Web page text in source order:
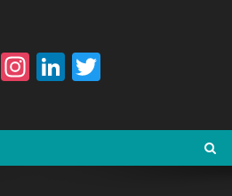
Facebook
Instagram
LinkedIn